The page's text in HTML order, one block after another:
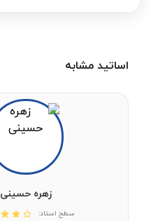
اساتید مشابه
زهره حسینی
سطح استاد: